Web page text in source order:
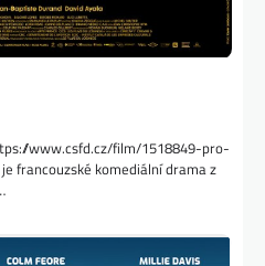
www.csfd.cz/film/1518849-pro-
francouzské komediální drama z